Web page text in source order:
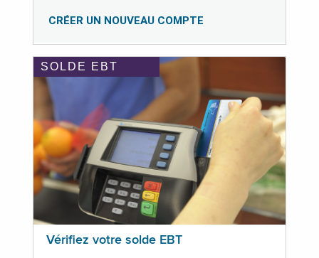
CRÉER UN NOUVEAU COMPTE
SOLDE EBT
Vérifiez votre solde EBT